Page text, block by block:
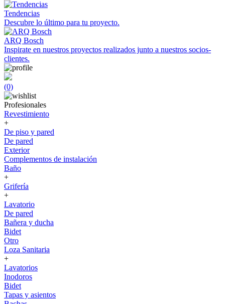
Tendencias
Descubre lo último para tu proyecto.
ARQ Bosch
Inspirate en nuestros proyectos realizados junto a nuestros socios-
clientes.
(0)
Profesionales
Revestimiento
+
De piso y pared
De pared
Exterior
Complementos de instalación
Baño
+
Grifería
+
Lavatorio
De pared
Bañera y ducha
Bidet
Otro
Loza Sanitaria
+
Lavatorios
Inodoros
Bidet
Tapas y asientos